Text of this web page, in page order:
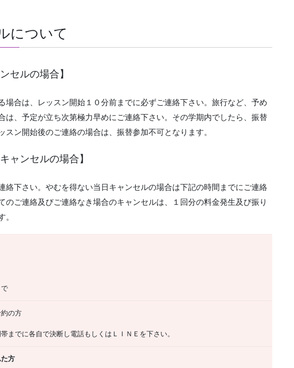
について
セルの場合】
場合は、レッスン開始１０分前までに必ずご連絡下さい。旅行など、予め
は、予定が立ち次第極力早めにご連絡下さい。その学期内でしたら、振替
スン開始後のご連絡の場合は、振替参加不可となります。
ャンセルの場合】
絡下さい。やむを得ない当日キャンセルの場合は下記の時間までにご連絡
のご連絡及びご連絡なき場合のキャンセルは、１回分の料金発生及び振り
。
の方
でに各自で決断し電話もしくはＬＩＮＥを下さい。
た方